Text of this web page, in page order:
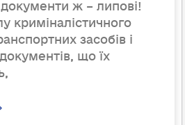
ж – липові!
криміналістичного
засобів і
що їх